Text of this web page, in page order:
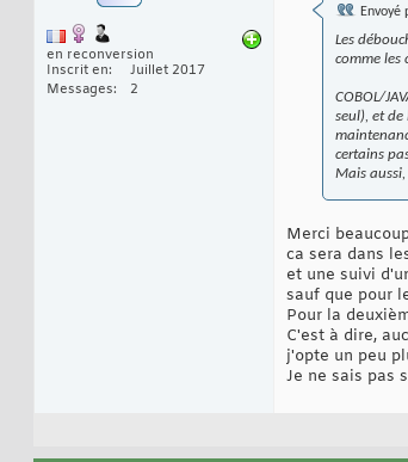
en reconversion
Inscrit en
Juillet 2017
Messages
2
Envoyé
Les
comme les
COBOL/
seul), et
certains
Mais
Merci
ca sera dans
et une suivi
sauf que pour
Pour la
C'est à dire,
j'opte un peu
Je ne sais pas